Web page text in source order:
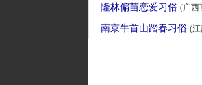
隆林偏苗恋爱习俗 (广西
南京牛首山踏春习俗 (